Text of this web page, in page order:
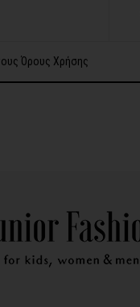
Όρους Χρήσης